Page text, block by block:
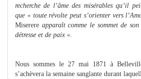
recherche de l’âme des misérables qu’il
que « toute révolte peut s’orienter vers
Miserere apparaît comme le sommet de
détresse et de paix ».
Nous sommes le 27 mai 1871 à
s’achèvera la semaine sanglante durant